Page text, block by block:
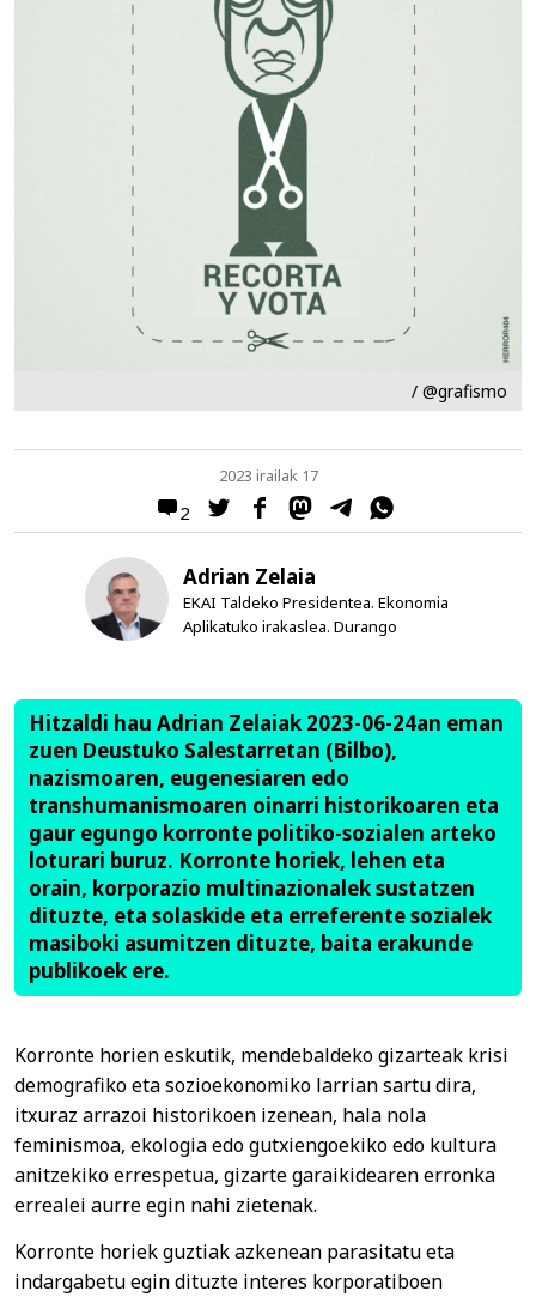
/ @grafismo
2
2023 irailak 17
Adrian Zelaia
EKAI Taldeko Presidentea. Ekonomia
Aplikatuko irakaslea. Durango
Hitzaldi hau Adrian Zelaiak 2023-06-24an eman
zuen Deustuko Salestarretan (Bilbo),
nazismoaren, eugenesiaren edo
transhumanismoaren oinarri historikoaren eta
gaur egungo korronte politiko-sozialen arteko
loturari buruz. Korronte horiek, lehen eta
orain, korporazio multinazionalek sustatzen
dituzte, eta solaskide eta erreferente sozialek
masiboki asumitzen dituzte, baita erakunde
publikoek ere.
Korronte horien eskutik, mendebaldeko gizarteak krisi
demografiko eta sozioekonomiko larrian sartu dira,
itxuraz arrazoi historikoen izenean, hala nola
feminismoa, ekologia edo gutxiengoekiko edo kultura
anitzekiko errespetua, gizarte garaikidearen erronka
errealei aurre egin nahi zietenak.
Korronte horiek guztiak azkenean parasitatu eta
indargabetu egin dituzte interes korporatiboen